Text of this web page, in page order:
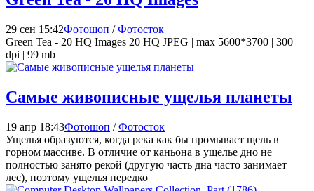
29 сен 15:42Фотошоп /Фотосток
Green Tea - 20 HQ Images 20 HQ JPEG | max 5600*3700 | 300
dpi | 99 mb
Самые живописные ущелья планеты
19 апр 18:43Фотошоп /Фотосток
Ущелья образуются, когда река как бы промывает щель в
горном массиве. В отличие от каньона в ущелье дно не
полностью занято рекой (другую часть дна часто занимает
лес), поэтому ущелья нередко